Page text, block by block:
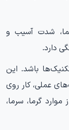
شدت آسیب و
دارد.
باشد. این
عملی، کار روی
گرما، سرما،